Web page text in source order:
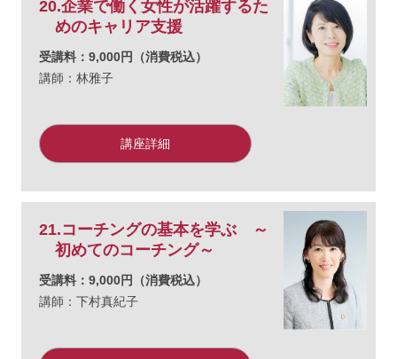
20.企業で働く女性が活躍するた
めのキャリア支援
受講料：9,000円（消費税込）
講師：林雅子
講座詳細
21.コーチングの基本を学ぶ ～
初めてのコーチング～
受講料：9,000円（消費税込）
講師：下村真紀子